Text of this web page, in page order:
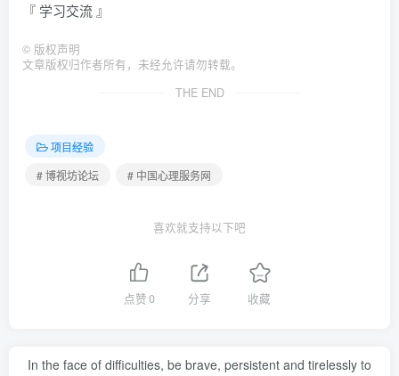
『 学习交流 』
© 版权声明
文章版权归作者所有，未经允许请勿转载。
THE END
项目经验
# 博视坊论坛
# 中国心理服务网
喜欢就支持以下吧
点赞0 分享 收藏
In the face of difficulties, be brave, persistent and tirelessly to